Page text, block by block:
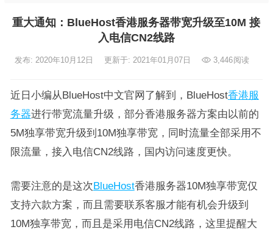
重大通知：BlueHost香港服务器带宽升级至10M 接
入电信CN2线路
发布: 2020年10月12日 更新于: 2021年01月07日 3,446阅读
近日小编从BlueHost中文官网了解到，BlueHost香港服
务器进行带宽流量升级，部分香港服务器方案由以前的
5M独享带宽升级到10M独享带宽，同时流量全部采用不
限流量，接入电信CN2线路，国内访问速度更快。
需要注意的是这次BlueHost香港服务器10M独享带宽仅
支持六款方案，而且需要联系客服才能有机会升级到
10M独享带宽，而且是采用电信CN2线路，这里提醒大